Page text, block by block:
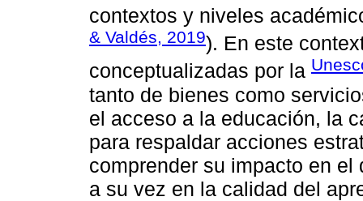
contextos y niveles
& Valdés, 2019). En este
conceptualizadas por la
tanto de bienes como
el acceso a la educación, la
para respaldar acciones
comprender su impacto en
a su vez en la calidad del